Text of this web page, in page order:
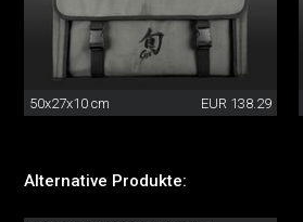
50x27x10 cm EUR 138.29
Alternative Produkte: